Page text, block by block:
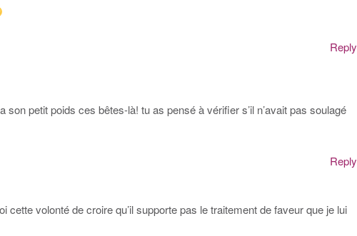
Reply
petit poids ces bêtes-là! tu as pensé à vérifier s’il n’avait pas soulagé
Reply
cette volonté de croire qu’il supporte pas le traitement de faveur que je lui